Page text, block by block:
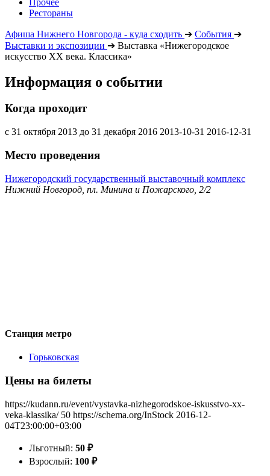
Рестораны
Афиша Нижнего Новгорода - куда сходить ➔ События ➔
Выставки и экспозиции ➔ Выставка «Нижегородское
искусство XX века. Классика»
Информация о событии
Когда проходит
c 31 октября 2013 до 31 декабря 2016 2013-10-31 2016-12-31
Место проведения
Нижегородский государственный выставочный комплекс
Нижний Новгород, пл. Минина и Пожарского, 2/2
Станция метро
Горьковская
Цены на билеты
https://kudann.ru/event/vystavka-nizhegorodskoe-iskusstvo-xx-
veka-klassika/ 50 https://schema.org/InStock 2016-12-
04T23:00:00+03:00
Льготный: 50 ₽
Взрослый: 100 ₽